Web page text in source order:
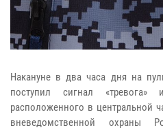
Накануне в два часа дня на
поступил сигнал «тревога»
расположенного в центральной
вневедомственной охраны